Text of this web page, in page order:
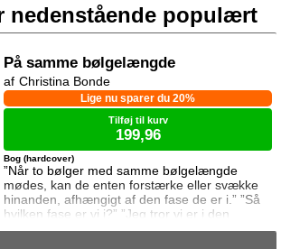
nedenstående populært
På samme bølgelængde
”Når to bølger med samme bølgelængde
mødes, kan de enten forstærke eller svække
hinanden, afhængigt af den fase de er i.” ”Så
hvilken fase er vi i?” ”Jeg tror vi er i den
samme fase.” To ting er vigtige for Elina da
Bog (hardcover)
Lige nu sparer du 20%
Christina Bonde
Tilføj til kurv
199,96